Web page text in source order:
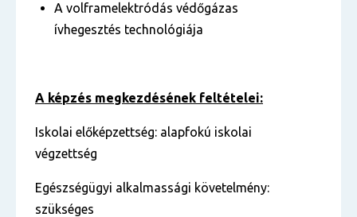
A volframelektródás védőgázas
ívhegesztés technológiája
A képzés megkezdésének feltételei:
Iskolai előképzettség: alapfokú iskolai
végzettség
Egészségügyi alkalmassági követelmény:
szükséges